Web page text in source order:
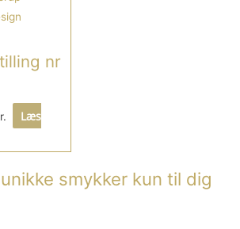
nr
Læs
smykker kun til dig